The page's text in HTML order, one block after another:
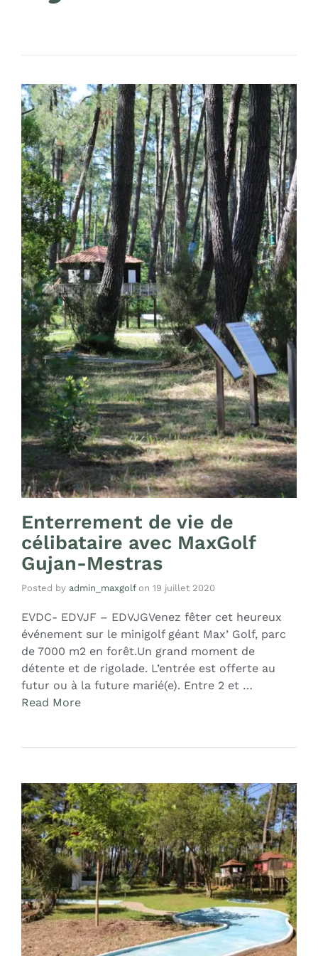
Enterrement de vie de
célibataire avec MaxGolf
Gujan-Mestras
Posted by admin_maxgolf on 19 juillet 2020
EVDC- EDVJF – EDVJGVenez fêter cet heureux
événement sur le minigolf géant Max’ Golf, parc
de 7000 m2 en forêt.Un grand moment de
détente et de rigolade. L’entrée est offerte au
futur ou à la future marié(e). Entre 2 et …
Read More